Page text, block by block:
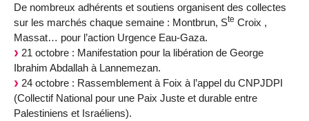
De nombreux adhérents et soutiens organisent des collectes
sur les marchés chaque semaine : Montbrun, Ste Croix ,
Massat… pour l’action Urgence Eau-Gaza.
21 octobre : Manifestation pour la libération de George
Ibrahim Abdallah à Lannemezan.
24 octobre : Rassemblement à Foix à l’appel du CNPJDPI
(Collectif National pour une Paix Juste et durable entre
Palestiniens et Israéliens).